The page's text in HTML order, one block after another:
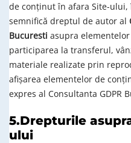
de conținut în afara Site-
semnifică dreptul de autor al
Bucuresti asupra
participarea la transferul,
materiale realizate prin
afișarea elementelor de
expres al Consultanta GDPR
5.Drepturile
ului